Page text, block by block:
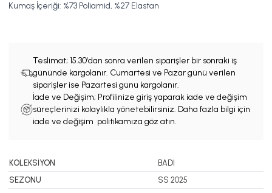
Kumaş İçeriği: %73 Poliamid, %27 Elastan
Teslimat; 15.30'dan sonra verilen siparişler bir sonraki iş
gününde kargolanır. Cumartesi ve Pazar günü verilen
siparişler ise Pazartesi günü kargolanır.
İade ve Değişim; Profilinize giriş yaparak iade ve değişim
süreçlerinizi kolaylıkla yönetebilirsiniz. Daha fazla bilgi için
iade ve değişim politikamıza göz atın.
KOLEKSİYON
BADİ
SEZONU
SS 2025